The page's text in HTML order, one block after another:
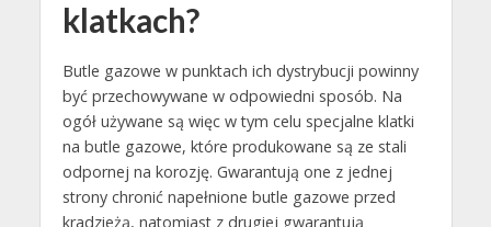
klatkach?
Butle gazowe w punktach ich dystrybucji powinny
być przechowywane w odpowiedni sposób. Na
ogół używane są więc w tym celu specjalne klatki
na butle gazowe, które produkowane są ze stali
odpornej na korozję. Gwarantują one z jednej
strony chronić napełnione butle gazowe przed
kradzieżą, natomiast z drugiej gwarantują